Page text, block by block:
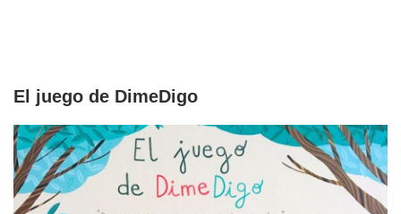
El juego de DimeDigo